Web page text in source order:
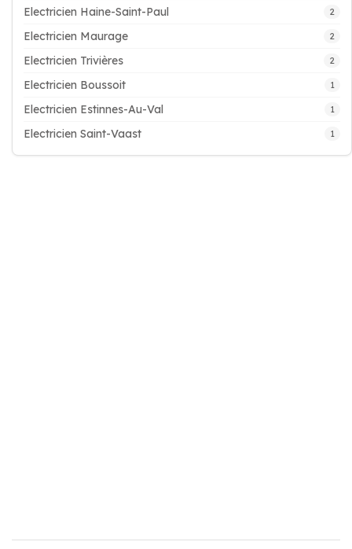
Electricien Haine-Saint-Paul 2
Electricien Maurage 2
Electricien Trivières 2
Electricien Boussoit 1
Electricien Estinnes-Au-Val 1
Electricien Saint-Vaast 1